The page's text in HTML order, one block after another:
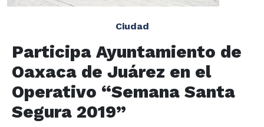
Ciudad
Participa Ayuntamiento de
Oaxaca de Juárez en el
Operativo “Semana Santa
Segura 2019”